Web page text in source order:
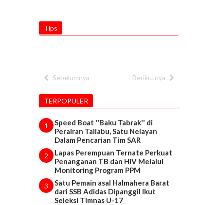
Tips
Sebelumnya Berikutnya
TERPOPULER
1
Speed Boat ''Baku Tabrak'' di
Perairan Taliabu, Satu Nelayan
Dalam Pencarian Tim SAR
2
Lapas Perempuan Ternate Perkuat
Penanganan TB dan HIV Melalui
Monitoring Program PPM
3
Satu Pemain asal Halmahera Barat
dari SSB Adidas Dipanggil Ikut
Seleksi Timnas U-17